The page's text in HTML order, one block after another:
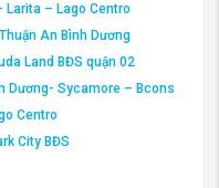
Larita – Lago Centro
An Bình Dương
Land BĐS quận 02
Dương- Sycamore – Bcons
Centro
City BĐS